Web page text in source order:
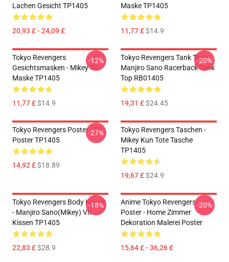
Lachen Gesicht TP1405
20,93 £ - 24,09 £
Maske TP1405
11,77 £$14.9
Tokyo Revengers
Gesichtsmasken - Mikey TR
Maske TP1405
11,77 £$14.9
-12%
Tokyo Revengers Tank Tops -
Manjiro Sano Racerback Tank
Top RB01405
19,31 £$24.45
-20%
Tokyo Revengers Poster - TR
Poster TP1405
14,92 £$18.89
-27%
Tokyo Revengers Taschen -
Mikey Kun Tote Tasche
TP1405
19,67 £$24.9
Tokyo Revengers Body Kissen
- Manjiro Sano(Mikey) VII
Kissen TP1405
22,83 £$28.9
-18%
Anime Tokyo Revengers
Poster - Home Zimmer
Dekoration Malerei Poster
15,64 £ - 36,26 £
-20%